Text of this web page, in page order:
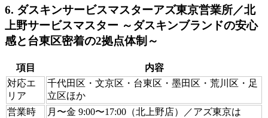
6. ダスキンサービスマスターアズ東京営業所／北
上野サービスマスター ～ダスキンブランドの安心
感と台東区密着の2拠点体制～
項目
内容
対応エ
リア
千代田区・文京区・台東区・墨田区・荒川区・足
立区ほか
営業時
月〜金 9:00〜17:00（北上野店）／アズ東京は